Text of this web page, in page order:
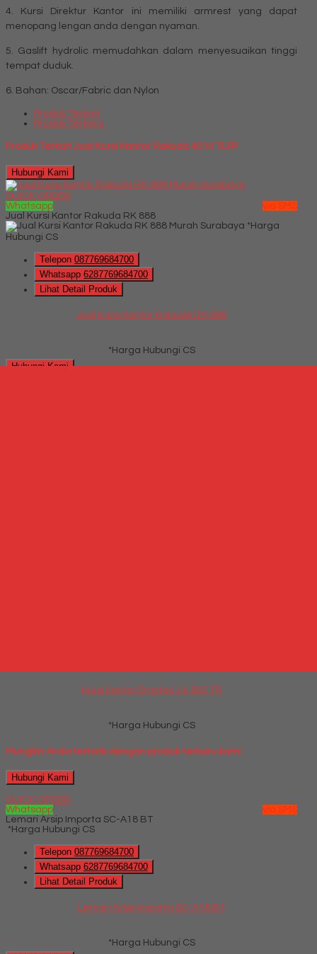
4. Kursi Direktur Kantor ini memiliki armrest yang dapat
menopang lengan anda dengan nyaman.
5. Gaslift hydrolic memudahkan dalam menyesuaikan tinggi
tempat duduk.
6. Bahan: Oscar/Fabric dan Nylon
Produk Terkait
Produk Terbaru
Produk Terkait Jual Kursi Kantor Rakuda 4010 TLPP
Hubungi Kami
QUICK ORDER
Whatsapp
via SMS
Jual Kursi Kantor Rakuda RK 888
*Harga
Hubungi CS
Telepon 087769684700
Whatsapp 6287769684700
Lihat Detail Produk
Jual Kursi Kantor Rakuda RK 888
*Harga Hubungi CS
Hubungi Kami
Kursi kantor Ergotec LX 925 TR
*Harga Hubungi CS
Mungkin Anda tertarik dengan produk terbaru kami
Hubungi Kami
QUICK ORDER
Whatsapp
via SMS
Lemari Arsip Importa SC-A18 BT
*Harga Hubungi CS
Telepon 087769684700
Whatsapp 6287769684700
Lihat Detail Produk
Lemari Arsip Importa SC-A18 BT
*Harga Hubungi CS